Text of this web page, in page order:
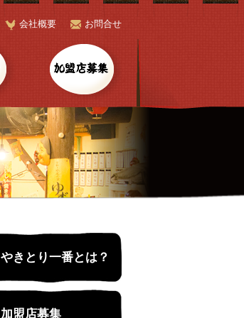
会社概要 お問合せ
加盟店募集
やきとり一番とは？
加盟店募集